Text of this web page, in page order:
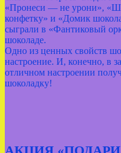
«Пронеси — не урони»,
конфетку» и «Домик
сыграли в «Фантиковый
шоколаде.
Одно из ценных свойств
настроение. И, конечно, в
отличном настроении
шоколадку!